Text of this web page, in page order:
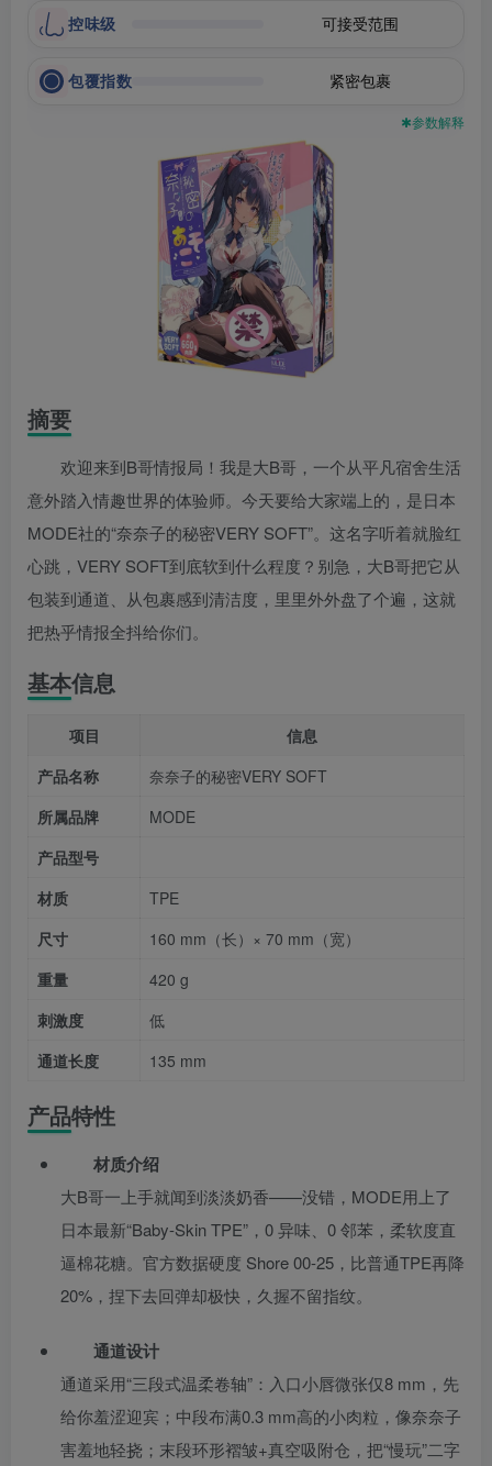
控味级 可接受范围
包覆指数 紧密包裹
✱参数解释
摘要
欢迎来到B哥情报局！我是大B哥，一个从平凡宿舍生活
意外踏入情趣世界的体验师。今天要给大家端上的，是日本
MODE社的“奈奈子的秘密VERY SOFT”。这名字听着就脸红
心跳，VERY SOFT到底软到什么程度？别急，大B哥把它从
包装到通道、从包裹感到清洁度，里里外外盘了个遍，这就
把热乎情报全抖给你们。
基本信息
项目
信息
产品名称
奈奈子的秘密VERY SOFT
所属品牌
MODE
产品型号
材质
TPE
尺寸
160 mm（长）× 70 mm（宽）
重量
420 g
刺激度
低
通道长度
135 mm
产品特性
材质介绍
大B哥一上手就闻到淡淡奶香——没错，MODE用上了
日本最新“Baby-Skin TPE”，0 异味、0 邻苯，柔软度直
逼棉花糖。官方数据硬度 Shore 00-25，比普通TPE再降
20%，捏下去回弹却极快，久握不留指纹。
通道设计
通道采用“三段式温柔卷轴”：入口小唇微张仅8 mm，先
给你羞涩迎宾；中段布满0.3 mm高的小肉粒，像奈奈子
害羞地轻挠；末段环形褶皱+真空吸附仓，把“慢玩”二字